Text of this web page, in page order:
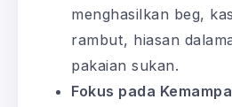
menghasilkan beg,
rambut, hiasan
pakaian sukan.
Fokus pada